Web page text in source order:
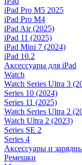
iPad Pro M5 2025
iPad Pro M4
iPad Air (2025)
iPad 11 (2025)
iPad Mini 7 (2024)
iPad 10.2
Аксессуары для iPad
Watch
Watch Series Ultra 3
Series 10 (2024)
Series 11 (2025)
Watch Series Ultra 2
Watch Ultra 2 (2023)
Series SE 2
Series 4
Аксессуары и
Ремешки